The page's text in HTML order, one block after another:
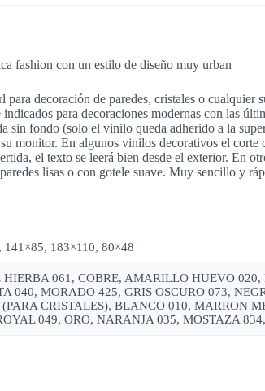
fashion con un estilo de diseño muy urban
decoración de paredes, cristales o
indicados para decoraciones modernas con las
sin fondo (solo el vinilo queda adherido a la
monitor. En algunos vinilos decorativos el
el texto se leerá bien desde el exterior. En
lisas o con gotele suave. Muy sencillo y
141×85, 183×110, 80×48
HIERBA 061, COBRE, AMARILLO HUEVO
040, MORADO 425, GRIS OSCURO 073,
CRISTALES), BLANCO 010, MARRON
049, ORO, NARANJA 035, MOSTAZA